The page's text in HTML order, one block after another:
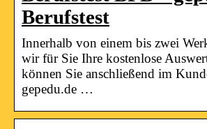
Berufstest
Innerhalb von einem bis zwei
wir für Sie Ihre kostenlose
können Sie anschließend im
gepedu.de …